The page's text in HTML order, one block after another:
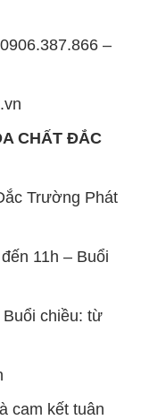
–
CHẤT ĐẮC
Trường Phát
11h – Buổi
chiều: từ
cam kết tuân